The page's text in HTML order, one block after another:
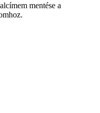
mentése a